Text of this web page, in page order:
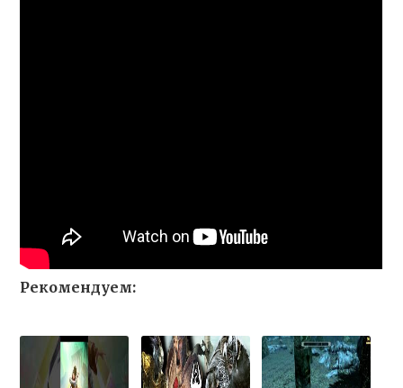
Рекомендуем: